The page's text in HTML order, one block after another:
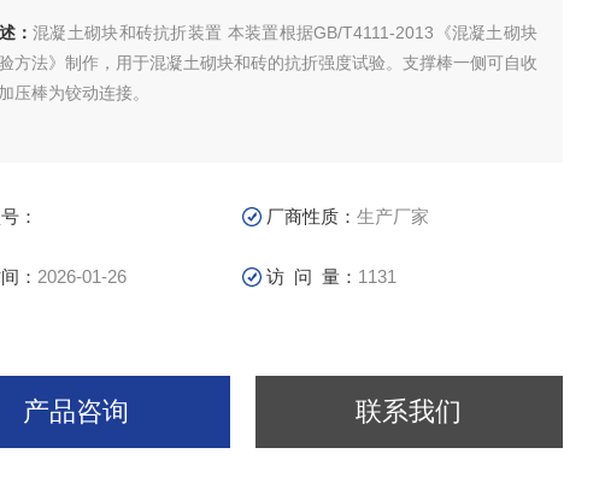
：混凝土砌块和砖抗折装置 本装置根据GB/T4111-2013《混凝土砌块
方法》制作，用于混凝土砌块和砖的抗折强度试验。支撑棒一侧可自收
压棒为铰动连接。
： 厂商性质：生产厂家
： 2026-01-26 访 问 量： 1131
产品咨询 联系我们